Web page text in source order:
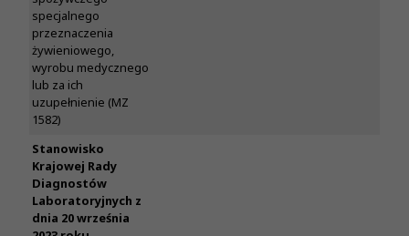
specjalnego
przeznaczenia
żywieniowego,
wyrobu medycznego
lub za ich
uzupełnienie (MZ
1582)
Stanowisko
Krajowej Rady
Diagnostów
Laboratoryjnych z
dnia 20 września